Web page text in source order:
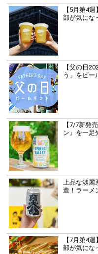
【5月第4
部が気にな
【父の日
う」をビー
【7/7新発
ン』を一足
上品な淡麗
造！ラーメ
【7月第4
部が気にな